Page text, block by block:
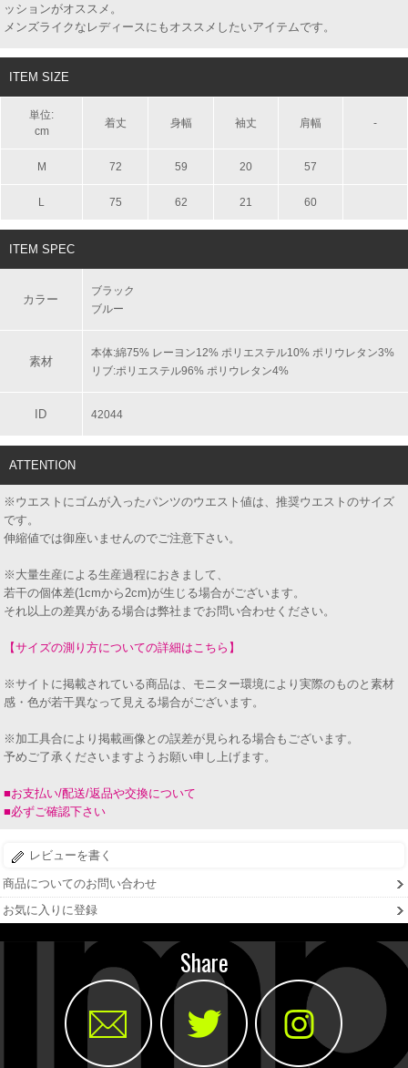
ッションがオススメ。
メンズライクなレディースにもオススメしたいアイテムです。
ITEM SIZE
単位:
cm
着丈 身幅 袖丈 肩幅 -
M 72 59 20 57
L 75 62 21 60
ITEM SPEC
カラー
ブラック
ブルー
素材
本体:綿75% レーヨン12% ポリエステル10% ポリウレタン3%
リブ:ポリエステル96% ポリウレタン4%
ID 42044
ATTENTION
※ウエストにゴムが入ったパンツのウエスト値は、推奨ウエストのサイズ
です。
伸縮値では御座いませんのでご注意下さい。
※大量生産による生産過程におきまして、
若干の個体差(1cmから2cm)が生じる場合がございます。
それ以上の差異がある場合は弊社までお問い合わせください。
【サイズの測り方についての詳細はこちら】
※サイトに掲載されている商品は、モニター環境により実際のものと素材
感・色が若干異なって見える場合がございます。
※加工具合により掲載画像との誤差が見られる場合もございます。
予めご了承くださいますようお願い申し上げます。
■お支払い/配送/返品や交換について
■必ずご確認下さい
レビューを書く
商品についてのお問い合わせ
お気に入りに登録
Share